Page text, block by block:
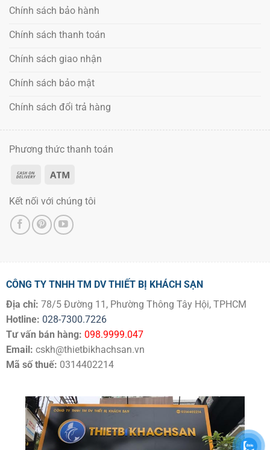
Chính sách bảo hành
Chính sách thanh toán
Chính sách giao nhận
Chính sách bảo mật
Chính sách đổi trả hàng
Phương thức thanh toán
Kết nối với chúng tôi
CÔNG TY TNHH TM DV THIẾT BỊ KHÁCH SẠN
Địa chỉ: 78/5 Đường 11, Phường Thông Tây Hội, TPHCM
Hotline: 028-7300.7226
Tư vấn bán hàng: 098.9999.047
Email: cskh@thietbikhachsan.vn
Mã số thuế: 0314402214